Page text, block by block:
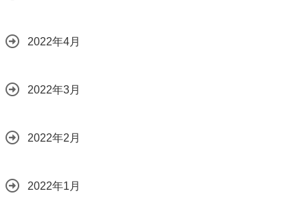
2022年4月
2022年3月
2022年2月
2022年1月